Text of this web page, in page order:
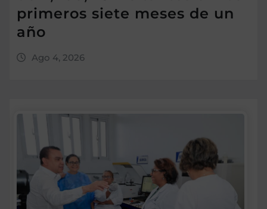
primeros siete meses de un
año
Ago 4, 2026